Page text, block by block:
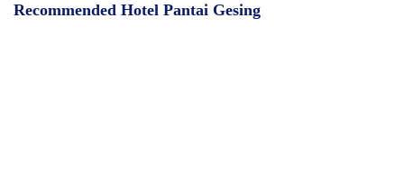
Recommended Hotel Pantai Gesing